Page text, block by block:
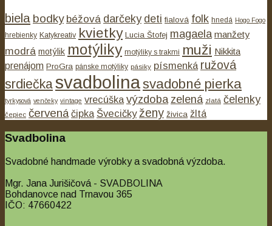
biela bodky béžová darčeky deti fialová folk hnedá Hogo Fogo
hrebienky Katykreativ kvietky Lucia Štofej magaela manžety
modrá motýlik motýliky motýliky s trakmi muži Nikkita
prenájom ProGra pánske motýliky pásiky písmenká ružová
srdiečkasvadbolinasvadobné pierka
tyrkysová venčeky vintage vrecúška výzdoba zelená zlatá čelenky
čepiec červená čipka Švecičky ženy živica žltá
Svadbolina
Svadobné handmade výrobky a svadobná výzdoba.
Mgr. Jana Jurišičová - SVADBOLINA
Bohdanovce nad Trnavou 365
IČO: 47660422